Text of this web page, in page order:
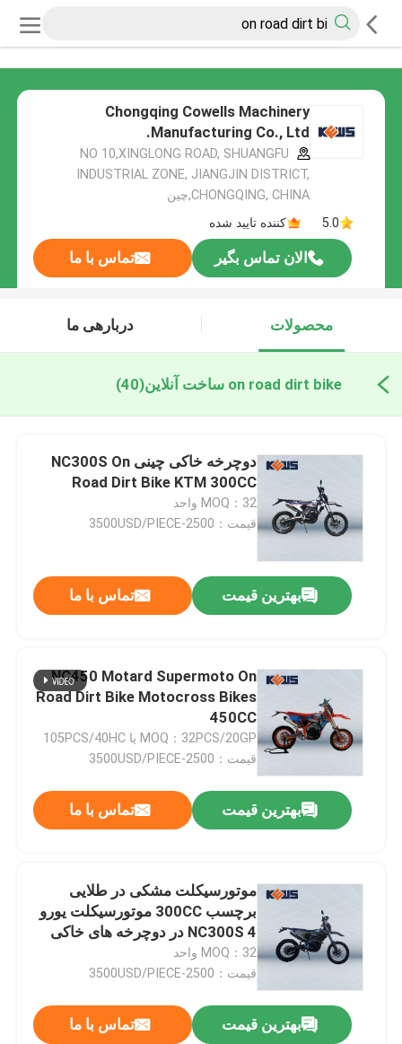
Chongqing Cowells Machinery
Manufacturing Co., Ltd.
NO 10,XINGLONG ROAD, SHUANGFU
INDUSTRIAL ZONE, JIANGJIN DISTRICT,
CHONGQING, CHINA,چین
5.0
کننده تایید شده
الان تماس بگیر تماس با ما
محصولات دربارهی ما
on road dirt bike ساخت آنلاین (40)
دوچرخه خاکی چینی NC300S On
Road Dirt Bike KTM 300CC
MOQ：32 واحد
قیمت：2500-3500USD/PIECE
بهترین قیمت تماس با ما
NC450 Motard Supermoto On
Road Dirt Bike Motocross Bikes
450CC
MOQ：32PCS/20GP یا 105PCS/40HC
قیمت：2500-3500USD/PIECE
بهترین قیمت تماس با ما
موتورسیکلت مشکی در طلایی
برچسب 300CC موتورسیکلت یورو
4 NC300S در دوچرخه های خاکی
جاده
MOQ：32 واحد
قیمت：2500-3500USD/PIECE
بهترین قیمت تماس با ما